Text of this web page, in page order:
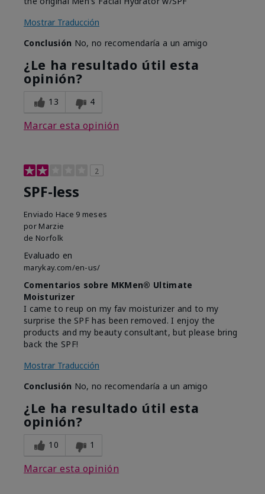
Mostrar Traducción
Conclusión No, no recomendaría a un amigo
¿Le ha resultado útil esta
opinión?
13 4
Marcar esta opinión
2
SPF-less
Enviado Hace 9 meses
por Marzie
de Norfolk
Evaluado en
marykay.com/en-us/
Comentarios sobre MKMen® Ultimate
Moisturizer
I came to reup on my fav moisturizer and to my
surprise the SPF has been removed. I enjoy the
products and my beauty consultant, but please bring
back the SPF!
Mostrar Traducción
Conclusión No, no recomendaría a un amigo
¿Le ha resultado útil esta
opinión?
10 1
Marcar esta opinión